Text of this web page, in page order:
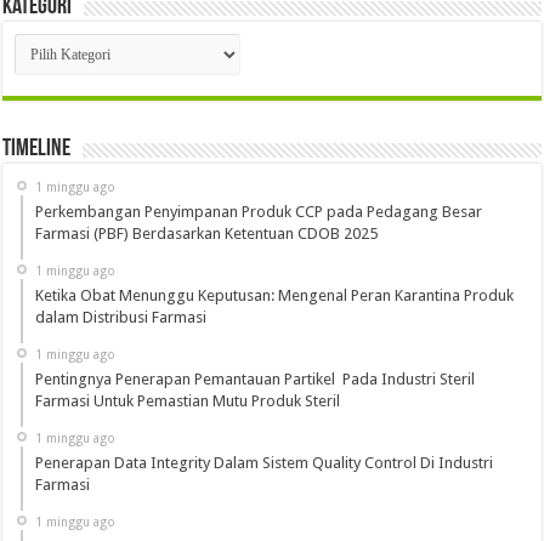
Kategori
Kategori
Timeline
1 minggu ago
Perkembangan Penyimpanan Produk CCP pada Pedagang Besar
Farmasi (PBF) Berdasarkan Ketentuan CDOB 2025
1 minggu ago
Ketika Obat Menunggu Keputusan: Mengenal Peran Karantina Produk
dalam Distribusi Farmasi
1 minggu ago
Pentingnya Penerapan Pemantauan Partikel Pada Industri Steril
Farmasi Untuk Pemastian Mutu Produk Steril
1 minggu ago
Penerapan Data Integrity Dalam Sistem Quality Control Di Industri
Farmasi
1 minggu ago